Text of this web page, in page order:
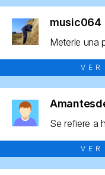
music064
Meterle una
Se refiere a